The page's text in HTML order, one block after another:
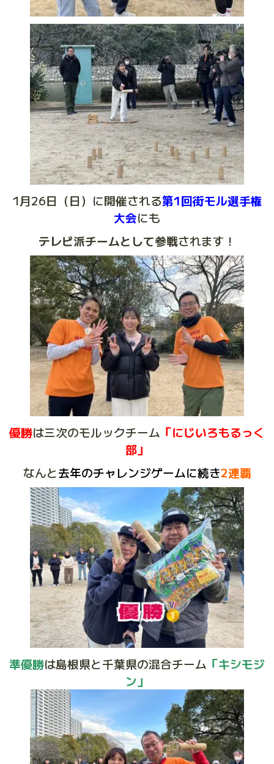
1月26日（日）に開催される第1回街モル選手権
大会にも
テレビ派チームとして参戦されます！
優勝は三次のモルックチーム 「にじいろもるっく
部」
なんと去年のチャレンジゲームに続き2連覇
準優勝は島根県と千葉県の混合チーム 「キシモジ
ン」